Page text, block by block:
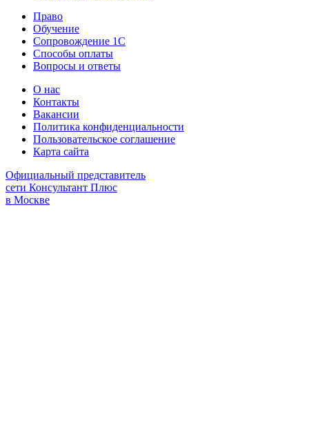
Право
Обучение
Сопровождение 1С
Способы оплаты
Вопросы и ответы
О нас
Контакты
Вакансии
Политика конфиденциальности
Пользовательское соглашение
Карта сайта
Официальный представитель
сети Консультант Плюс
в Москве